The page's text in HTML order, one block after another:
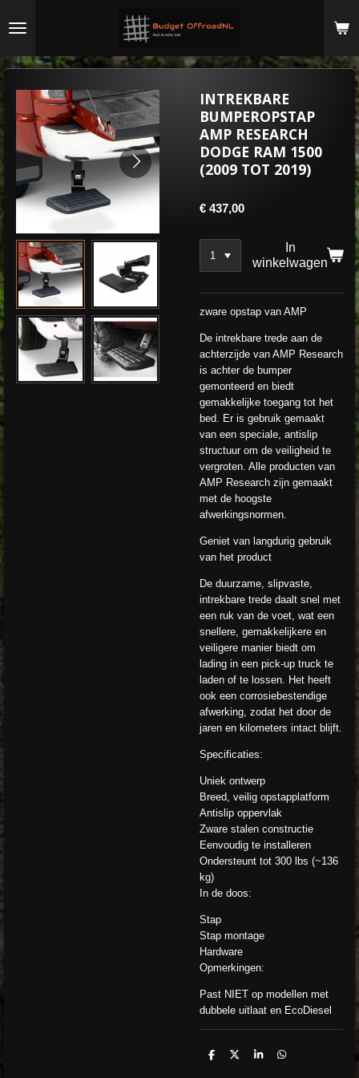
direct
de
INTREKBARE
BUMPEROPSTAP
AMP RESEARCH
DODGE RAM 1500
(2009 TOT 2019)
€ 437,00
In
winkelwagen
zware opstap van AMP
De intrekbare trede aan de
achterzijde van AMP Research
is achter de bumper
gemonteerd en biedt
gemakkelijke toegang tot het
bed. Er is gebruik gemaakt
van een speciale, antislip
structuur om de veiligheid te
vergroten. Alle producten van
AMP Research zijn gemaakt
met de hoogste
afwerkingsnormen.
Geniet van langdurig gebruik
van het product
De duurzame, slipvaste,
intrekbare trede daalt snel met
een ruk van de voet, wat een
snellere, gemakkelijkere en
veiligere manier biedt om
lading in een pick-up truck te
laden of te lossen. Het heeft
ook een corrosiebestendige
afwerking, zodat het door de
jaren en kilometers intact blijft.
Specificaties:
Uniek ontwerp
Breed, veilig opstapplatform
Antislip oppervlak
Zware stalen constructie
Eenvoudig te installeren
Ondersteunt tot 300 lbs (~136
kg)
In de doos:
Stap
Stap montage
Hardware
Opmerkingen:
Past NIET op modellen met
dubbele uitlaat en EcoDiesel
D
D
S
D